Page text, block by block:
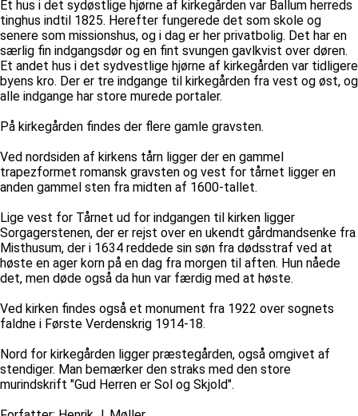
Et hus i det sydøstlige hjørne af kirkegården var Ballum herreds
tinghus indtil 1825. Herefter fungerede det som skole og
senere som missionshus, og i dag er her privatbolig. Det har en
særlig fin indgangsdør og en fint svungen gavlkvist over døren.
Et andet hus i det sydvestlige hjørne af kirkegården var tidligere
byens kro. Der er tre indgange til kirkegården fra vest og øst, og
alle indgange har store murede portaler.
På kirkegården findes der flere gamle gravsten.
Ved nordsiden af kirkens tårn ligger der en gammel
trapezformet romansk gravsten og vest for tårnet ligger en
anden gammel sten fra midten af 1600-tallet.
Lige vest for Tårnet ud for indgangen til kirken ligger
Sorgagerstenen, der er rejst over en ukendt gårdmandsenke fra
Misthusum, der i 1634 reddede sin søn fra dødsstraf ved at
høste en ager korn på en dag fra morgen til aften. Hun nåede
det, men døde også da hun var færdig med at høste.
Ved kirken findes også et monument fra 1922 over sognets
faldne i Første Verdenskrig 1914-18.
Nord for kirkegården ligger præstegården, også omgivet af
stendiger. Man bemærker den straks med den store
murindskrift "Gud Herren er Sol og Skjold".